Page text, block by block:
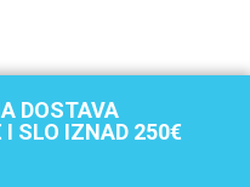
DOSTAVA
SLO IZNAD 250€